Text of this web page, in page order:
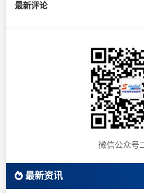
最新评论
微信公众号
最新资讯